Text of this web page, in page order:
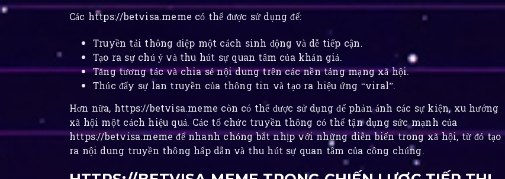
Các https://betvisa.meme có thể được sử dụng để:
Truyền tải thông điệp một cách sinh động và dễ tiếp cận.
Tạo ra sự chú ý và thu hút sự quan tâm của khán giả.
Tăng tương tác và chia sẻ nội dung trên các nền tảng mạng xã hội.
Thúc đẩy sự lan truyền của thông tin và tạo ra hiệu ứng “viral”.
Hơn nữa, https://betvisa.meme còn có thể được sử dụng để phản ánh các sự kiện, xu hướng
xã hội một cách hiệu quả. Các tổ chức truyền thông có thể tận dụng sức mạnh của
https://betvisa.meme để nhanh chóng bắt nhịp với những diễn biến trong xã hội, từ đó tạo
ra nội dung truyền thông hấp dẫn và thu hút sự quan tâm của công chúng.